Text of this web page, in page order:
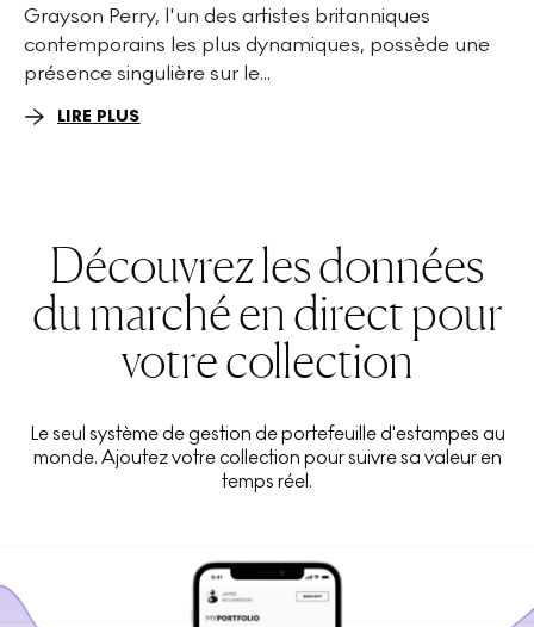
Grayson Perry, l'un des artistes britanniques
contemporains les plus dynamiques, possède une
présence singulière sur le...
LIRE PLUS
Découvrez les données
du marché en direct pour
votre collection
Le seul système de gestion de portefeuille d'estampes au
monde. Ajoutez votre collection pour suivre sa valeur en
temps réel.